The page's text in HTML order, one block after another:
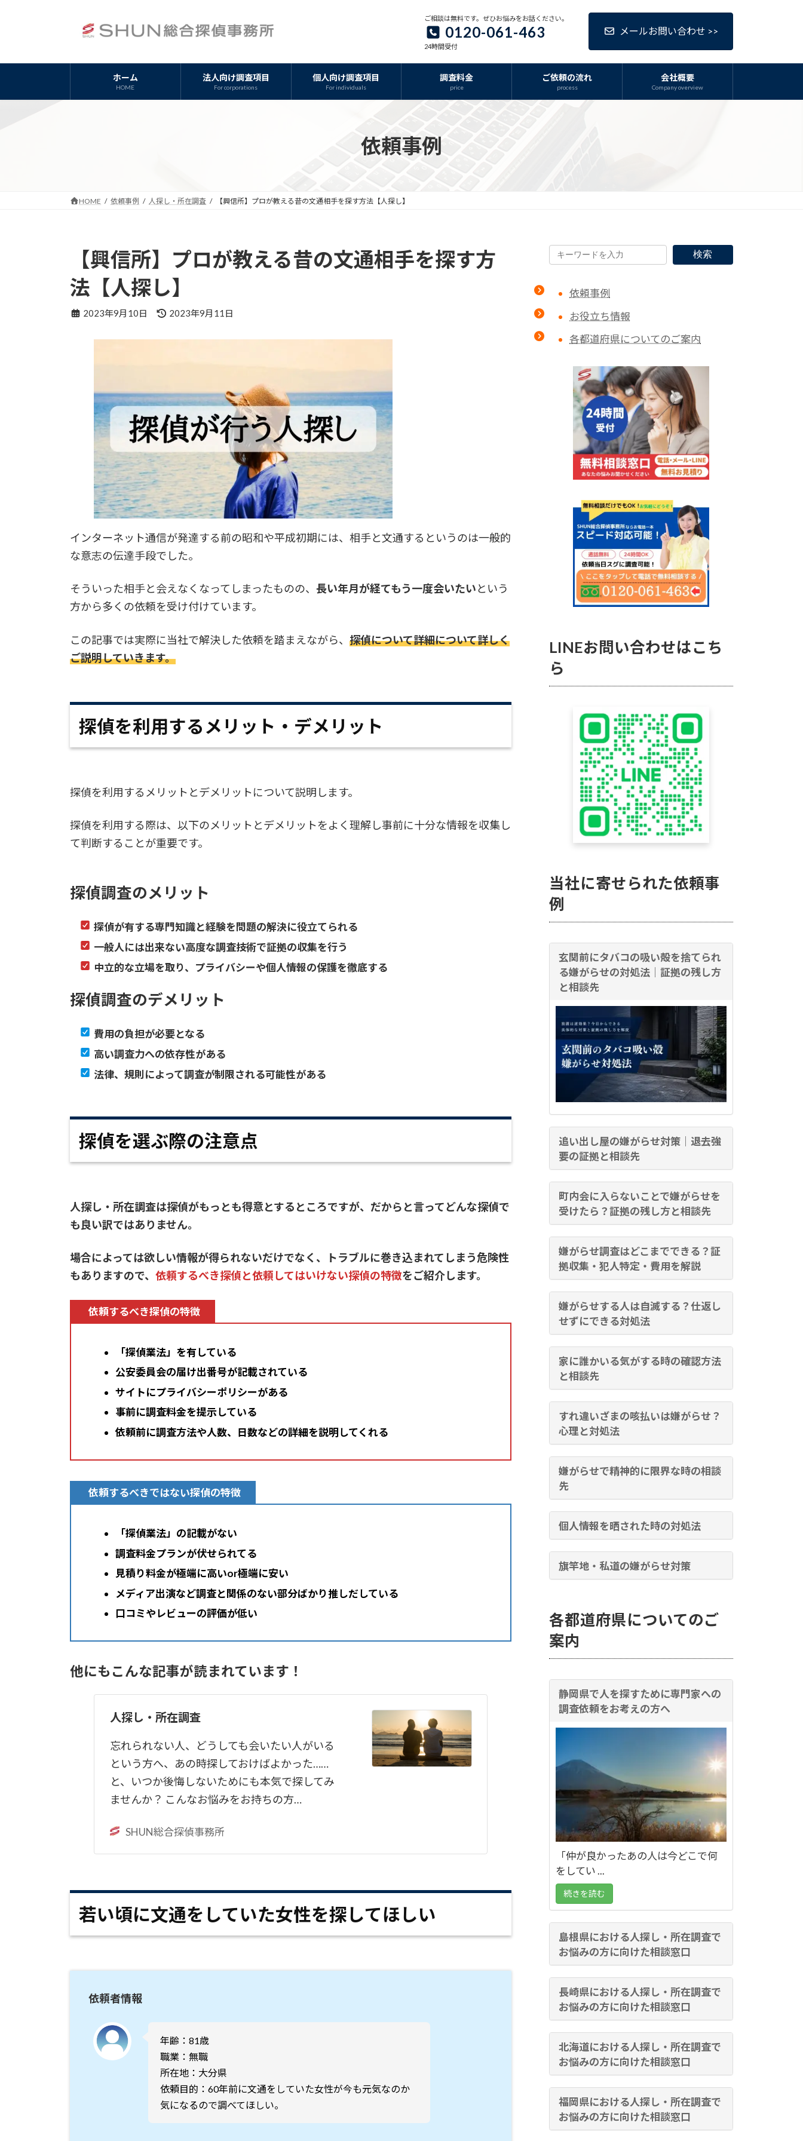
ツ
ス
シ
ン
ご相談は無料です。ぜひお悩みをお話ください。
0120-061-463
24時間受付
メールお問い合わせ >>
ホーム
HOME
法人向け調査項目
For corporations
個人向け調査項目
For individuals
調査料金
price
ご依頼の流れ
process
会社概要
Company overview
依頼事例
HOME 依頼事例 人探し・所在調査 【興信所】プロが教える昔の文通相手を探す方法【人探し】
【興信所】プロが教える昔の文通相手を探す方
法【人探し】
2023年9月10日
最
更
2023年9月11日
インターネット通信が発達する前の昭和や平成初期には、相手と文通するというのは一般的
な意志の伝達手段でした。
そういった相手と会えなくなってしまったものの、 長い年月が経てもう一度会いたいという
方から多くの依頼を受け付けています。
この記事では実際に当社で解決した依頼を踏まえながら、 探偵について詳細について詳しく
ご説明していきます。
探偵を利用するメリット・デメリット
探偵を利用するメリットとデメリットについて説明します。
探偵を利用する際は、以下のメリットとデメリットをよく理解し事前に十分な情報を収集し
て判断することが重要です。
探偵調査のメリット
探偵が有する専門知識と経験を問題の解決に役立てられる
一般人には出来ない高度な調査技術で証拠の収集を行う
中立的な立場を取り、プライバシーや個人情報の保護を徹底する
探偵調査のデメリット
費用の負担が必要となる
高い調査力への依存性がある
法律、規則によって調査が制限される可能性がある
探偵を選ぶ際の注意点
人探し・所在調査は探偵がもっとも得意とするところですが、だからと言ってどんな探偵で
も良い訳ではありません。
場合によっては欲しい情報が得られないだけでなく、トラブルに巻き込まれてしまう危険性
もありますので、 依頼するべき探偵と依頼してはいけない探偵の特徴をご紹介します。
依頼するべき探偵の特徴
「探偵業法」を有している
公安委員会の届け出番号が記載されている
サイトにプライバシーポリシーがある
事前に調査料金を提示している
依頼前に調査方法や人数、日数などの詳細を説明してくれる
依頼するべきではない探偵の特徴
「探偵業法」の記載がない
調査料金プランが伏せられてる
見積り料金が極端に高いor極端に安い
メディア出演など調査と関係のない部分ばかり推しだしている
口コミやレビューの評価が低い
他にもこんな記事が読まれています！
人探し・所在調査
忘れられない人、どうしても会いたい人がいる
という方へ、あの時探しておけばよかった……
と、いつか後悔しないためにも本気で探してみ
ませんか？ こんなお悩みをお持ちの方…
SHUN総合探偵事務所
若い頃に文通をしていた女性を探してほしい
依頼者情報
年齢：81歳
職業：無職
所在地：大分県
依頼目的：60年前に文通をしていた女性が今も元気なのか
気になるので調べてほしい。
検索
依頼事例
お役立ち情報
各都道府県についてのご案内
LINEお問い合わせはこち
ら
当社に寄せられた依頼事
例
玄関前にタバコの吸い殻を捨てられ
る嫌がらせの対処法｜証拠の残し方
と相談先
追い出し屋の嫌がらせ対策｜退去強
要の証拠と相談先
町内会に入らないことで嫌がらせを
受けたら？証拠の残し方と相談先
嫌がらせ調査はどこまでできる？証
拠収集・犯人特定・費用を解説
嫌がらせする人は自滅する？仕返し
せずにできる対処法
家に誰かいる気がする時の確認方法
と相談先
すれ違いざまの咳払いは嫌がらせ？
心理と対処法
嫌がらせで精神的に限界な時の相談
先
個人情報を晒された時の対処法
旗竿地・私道の嫌がらせ対策
各都道府県についてのご
案内
静岡県で人を探すために専門家への
調査依頼をお考えの方へ
「仲が良かったあの人は今どこで何
をしてい ...
続きを読む
島根県における人探し・所在調査で
お悩みの方に向けた相談窓口
長崎県における人探し・所在調査で
お悩みの方に向けた相談窓口
北海道における人探し・所在調査で
お悩みの方に向けた相談窓口
福岡県における人探し・所在調査で
お悩みの方に向けた相談窓口